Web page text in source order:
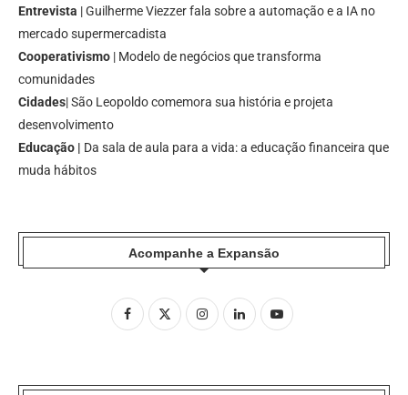
Entrevista | Guilherme Viezzer fala sobre a automação e a IA no
mercado supermercadista
Cooperativismo | Modelo de negócios que transforma
comunidades
Cidades| São Leopoldo comemora sua história e projeta
desenvolvimento
Educação | Da sala de aula para a vida: a educação financeira que
muda hábitos
Acompanhe a Expansão